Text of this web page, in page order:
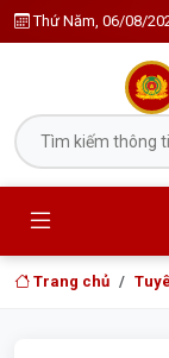
Thứ Năm, 06/08/
Trang chủ